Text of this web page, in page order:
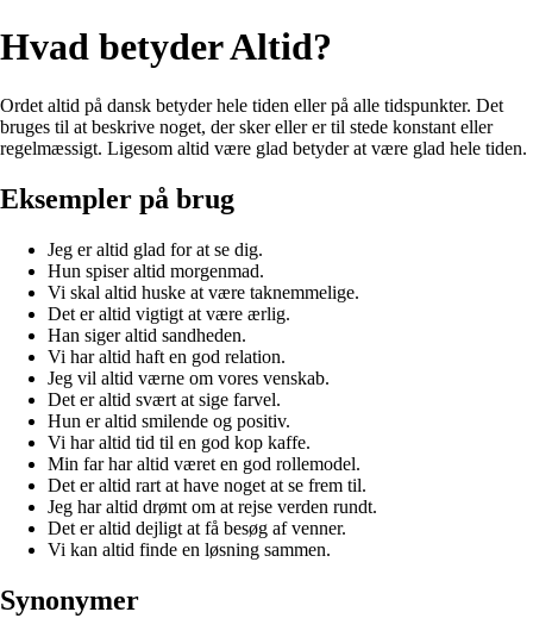
Hvad betyder Altid?
Ordet altid på dansk betyder hele tiden eller på alle tidspunkter. Det
bruges til at beskrive noget, der sker eller er til stede konstant eller
regelmæssigt. Ligesom altid være glad betyder at være glad hele tiden.
Eksempler på brug
Jeg er altid glad for at se dig.
Hun spiser altid morgenmad.
Vi skal altid huske at være taknemmelige.
Det er altid vigtigt at være ærlig.
Han siger altid sandheden.
Vi har altid haft en god relation.
Jeg vil altid værne om vores venskab.
Det er altid svært at sige farvel.
Hun er altid smilende og positiv.
Vi har altid tid til en god kop kaffe.
Min far har altid været en god rollemodel.
Det er altid rart at have noget at se frem til.
Jeg har altid drømt om at rejse verden rundt.
Det er altid dejligt at få besøg af venner.
Vi kan altid finde en løsning sammen.
Synonymer